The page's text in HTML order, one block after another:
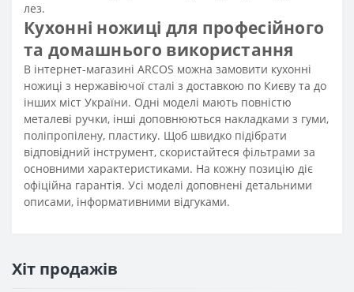
лез.
Кухонні ножиці для професійного
та домашнього використання
В інтернет-магазині ARCOS можна замовити кухонні
ножиці з нержавіючої сталі з доставкою по Києву та до
інших міст України. Одні моделі мають повністю
металеві ручки, інші доповнюються накладками з гуми,
поліпропілену, пластику. Щоб швидко підібрати
відповідний інструмент, скористайтеся фільтрами за
основними характеристиками. На кожну позицію діє
офіційна гарантія. Усі моделі доповнені детальними
описами, інформативними відгуками.
Хіт продажів